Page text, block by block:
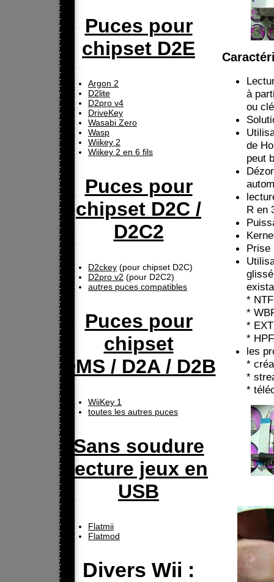
Puces pour
chipset D2E
Argon 2
D2lite
D2pro v4
DriveKey
Wasabi Zero
Wasp
Wiikey 2
Wiikey 2 en 6 fils
Puces pour
chipset D2C /
D2C2
D2ckey (pour chipset D2C)
D2pro v2 (pour D2C2)
autres puces compatibles
Puces pour
chipset
DMS / D2A / D2B
WiiKey 1
toutes les autres puces
Sans soudure
lecture jeux en
USB
Flatmii
Flatmod
Divers Wii :
à
ou
de
peut
R en
Prise
*
*
*
*
les
*
*
*